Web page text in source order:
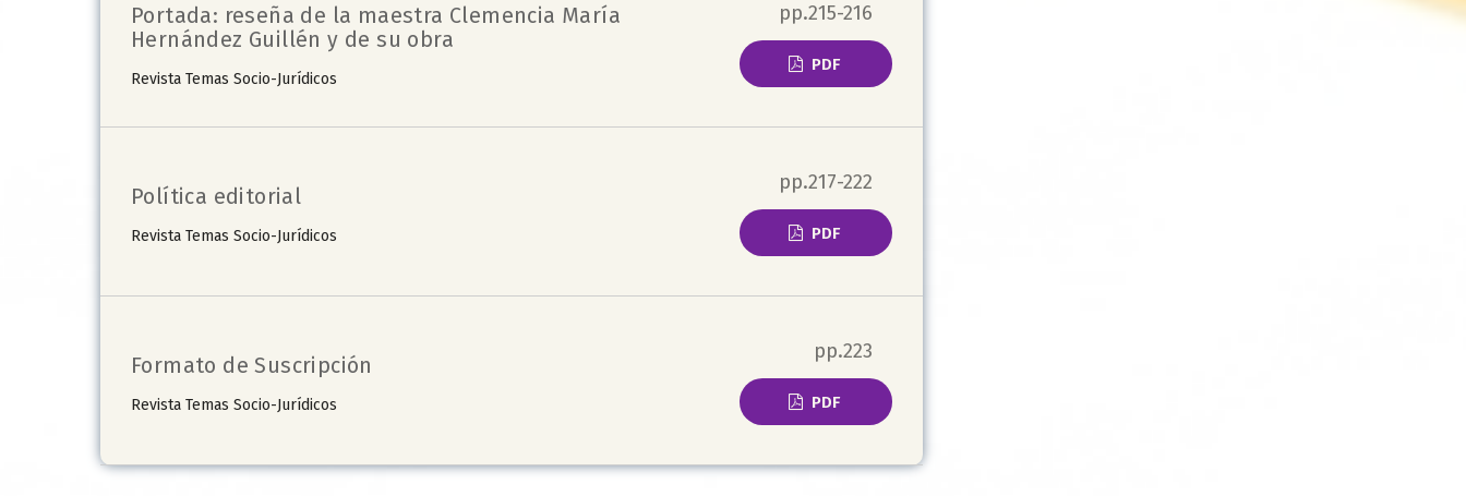
Portada: reseña de la maestra Clemencia María
Hernández Guillén y de su obra
Revista Temas Socio-Jurídicos
pp.215-216
PDF
Política editorial
Revista Temas Socio-Jurídicos
pp.217-222
PDF
Formato de Suscripción
Revista Temas Socio-Jurídicos
pp.223
PDF